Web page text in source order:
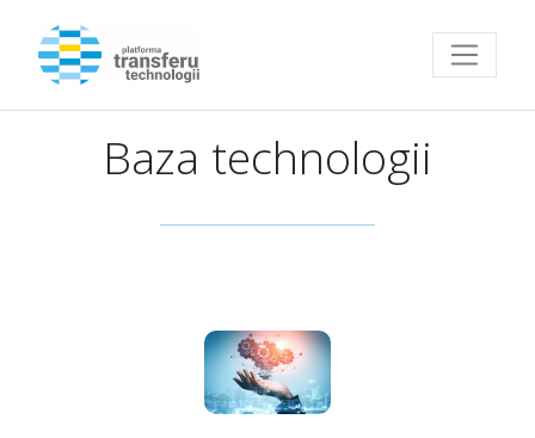
Przejdź do strony głównej
Baza technologii